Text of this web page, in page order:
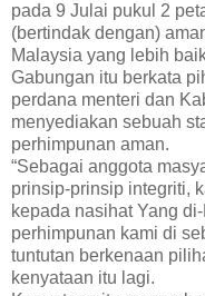
pada 9 Julai pukul 2
(bertindak dengan)
Malaysia yang lebih
Gabungan itu berkata
perdana menteri dan
menyediakan sebuah
perhimpunan aman.
“Sebagai anggota
prinsip-prinsip integriti,
kepada nasihat Yang
perhimpunan kami di
tuntutan berkenaan
kenyataan itu lagi.